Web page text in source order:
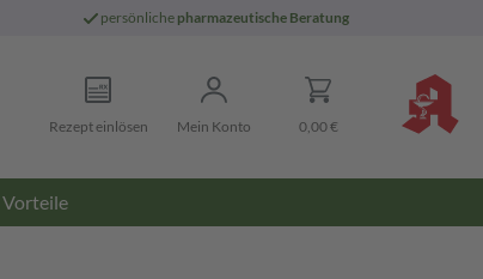
persönliche pharmazeutische Beratung
Rezept einlösen Mein Konto 0,00 €
Vorteile